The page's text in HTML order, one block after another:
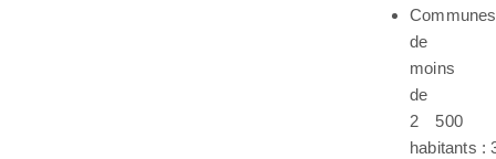
Communes
de
moins
de
2 500
habitants :